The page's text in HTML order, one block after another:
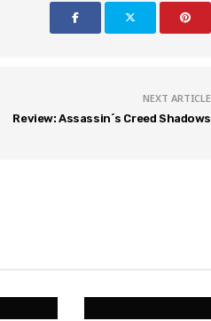
NEXT ARTICLE
Review: Assassin´s Creed Shadows